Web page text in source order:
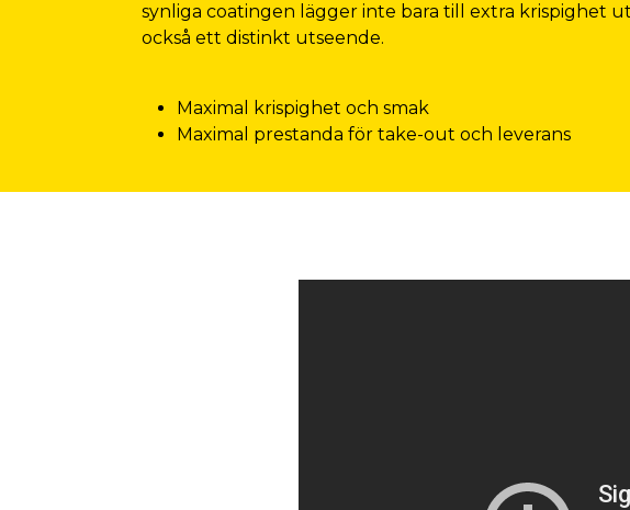
synliga coatingen lägger inte bara till extra krispighet
också ett distinkt utseende.
Maximal krispighet och smak
Maximal prestanda för take-out och leverans